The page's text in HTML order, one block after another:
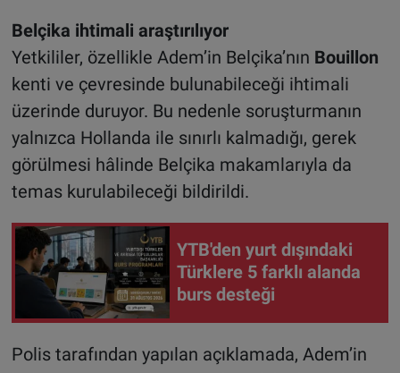
Belçika ihtimali araştırılıyor
Yetkililer, özellikle Adem’in Belçika’nın Bouillon
kenti ve çevresinde bulunabileceği ihtimali
üzerinde duruyor. Bu nedenle soruşturmanın
yalnızca Hollanda ile sınırlı kalmadığı, gerek
görülmesi hâlinde Belçika makamlarıyla da
temas kurulabileceği bildirildi.
YTB'den yurt dışındaki
Türklere 5 farklı alanda
burs desteği
Polis tarafından yapılan açıklamada, Adem’in